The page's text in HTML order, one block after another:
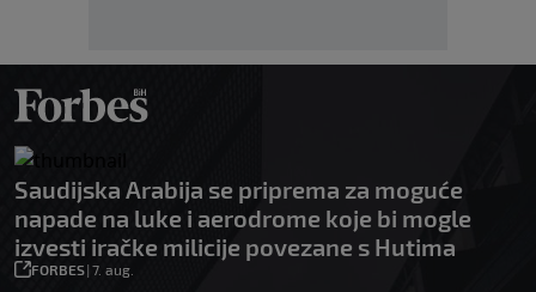
Saudijska Arabija se priprema za moguće
napade na luke i aerodrome koje bi mogle
izvesti iračke milicije povezane s Hutima
FORBES| 7. aug.